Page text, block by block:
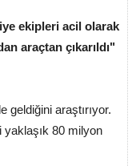
ekipleri acil olarak
araçtan çıkarıldı"
geldiğini araştırıyor.
yaklaşık 80 milyon